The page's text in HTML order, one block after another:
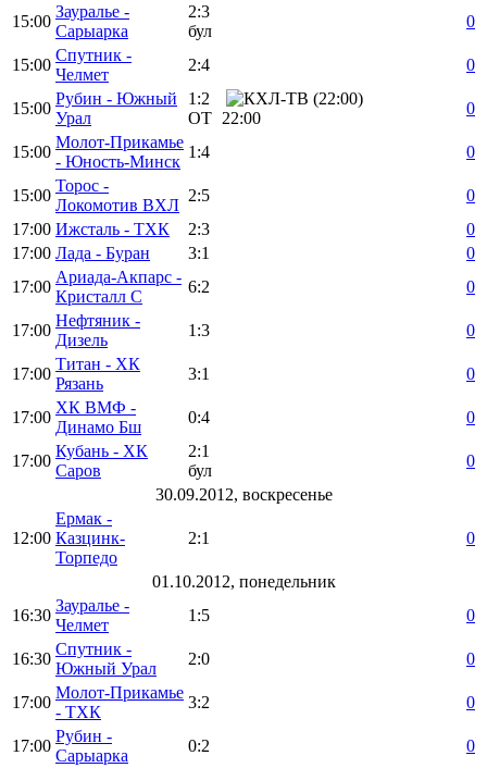
15:00
Зауралье -
Сарыарка
2:3
бул
0
15:00
Спутник -
Челмет
2:4 0
15:00
Рубин - Южный
Урал
1:2
ОТ 22:00
0
15:00
Молот-Прикамье
- Юность-Минск
1:4 0
15:00
Торос -
Локомотив ВХЛ
2:5
0
17:00 Ижсталь - ТХК 2:3
0
17:00 Лада - Буран 3:1
0
17:00
Ариада-Акпарс -
Кристалл С
6:2 0
17:00
Нефтяник -
Дизель
1:3 0
17:00
Титан - ХК
Рязань
3:1 0
17:00
ХК ВМФ -
Динамо Бш
0:4 0
17:00
Кубань - ХК
Саров
2:1
бул
0
30.09.2012, воскресенье
12:00
Ермак -
Казцинк-
Торпедо
2:1 0
01.10.2012, понедельник
16:30
Зауралье -
Челмет
1:5 0
16:30
Спутник -
Южный Урал
2:0 0
17:00
Молот-Прикамье
- ТХК
3:2 0
17:00
Рубин -
Сарыарка
0:2 0